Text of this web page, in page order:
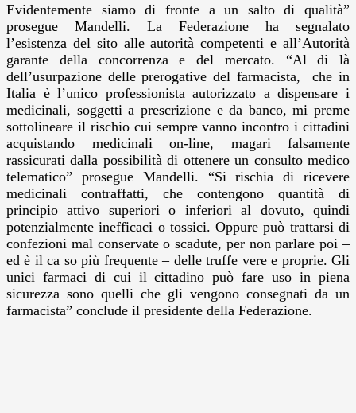
Evidentemente siamo di fronte a un salto di qualità”
prosegue Mandelli. La Federazione ha segnalato
l’esistenza del sito alle autorità competenti e all’Autorità
garante della concorrenza e del mercato. “Al di là
dell’usurpazione delle prerogative del farmacista, che in
Italia è l’unico professionista autorizzato a dispensare i
medicinali, soggetti a prescrizione e da banco, mi preme
sottolineare il rischio cui sempre vanno incontro i cittadini
acquistando medicinali on-line, magari falsamente
rassicurati dalla possibilità di ottenere un consulto medico
telematico” prosegue Mandelli. “Si rischia di ricevere
medicinali contraffatti, che contengono quantità di
principio attivo superiori o inferiori al dovuto, quindi
potenzialmente inefficaci o tossici. Oppure può trattarsi di
confezioni mal conservate o scadute, per non parlare poi –
ed è il ca so più frequente – delle truffe vere e proprie. Gli
unici farmaci di cui il cittadino può fare uso in piena
sicurezza sono quelli che gli vengono consegnati da un
farmacista” conclude il presidente della Federazione.